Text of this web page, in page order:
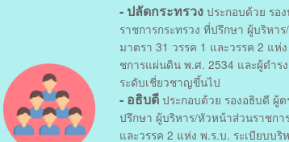
- ปลัดกระทรวง ประกอบด้วย รอ
ราชการกระทรวง ที่ปรึกษา ผู้บริหา
มาตรา 31 วรรค 1 และวรรค 2 แห่
ชการแผ่นดิน พ.ศ. 2534 และผู้ดำร
ระดับเชี่ยวชาญขึ้นไป
- อธิบดี ประกอบด้วย รองอธิบดี ผู้
ปรึกษา ผู้บริหาร/หัวหน้าส่วนราชกา
และวรรค 2 แห่ง พ.ร.บ. ระเบียบบ